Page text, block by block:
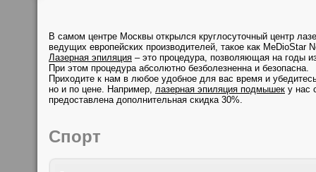
В самом центре Москвы открылся круглосуточный центр
ведущих европейских производителей, такое как MeDioStar
Лазерная эпиляция – это процедура, позволяющая на годы
При этом процедура абсолютно безболезненна и безопасна.
Приходите к нам в любое удобное для вас время и
но и по цене. Например, лазерная эпиляция подмышек у нас
предоставлена дополнительная скидка 30%.
Спорт